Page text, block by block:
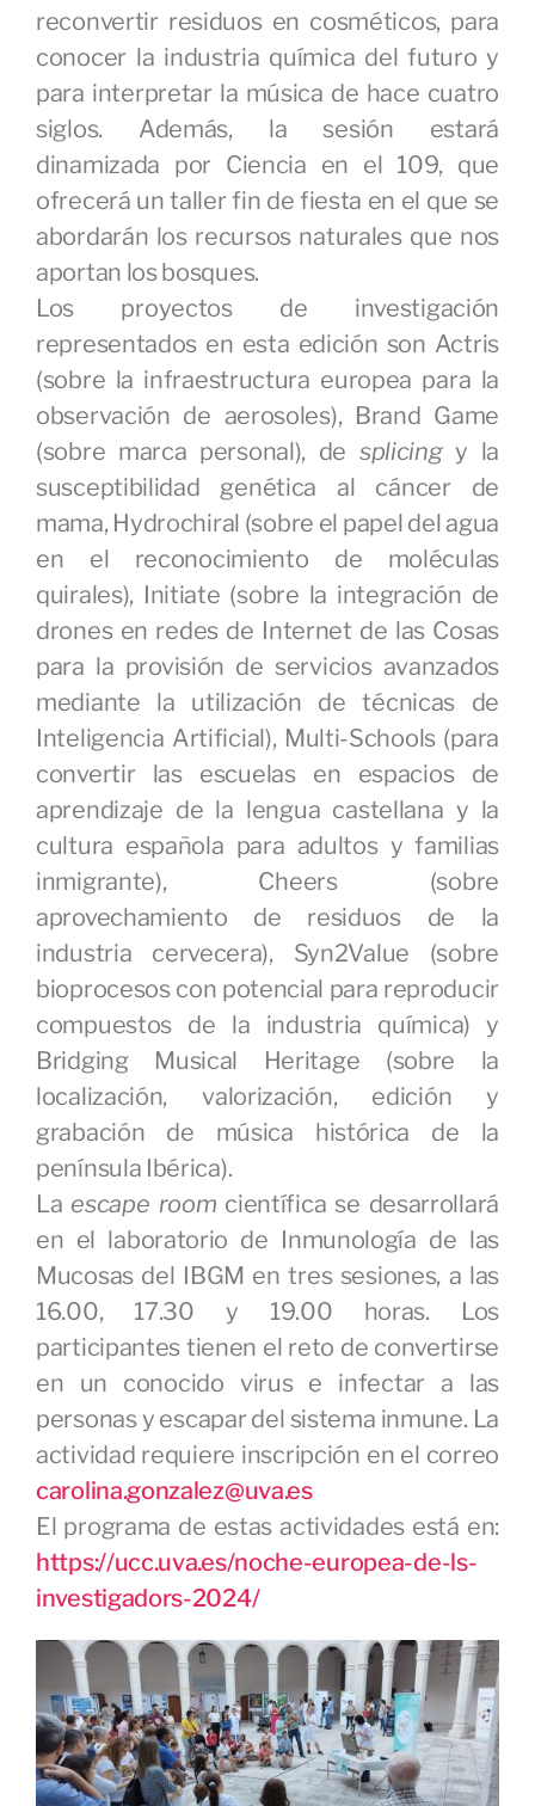
reconvertir residuos en cosméticos, para
conocer la industria química del futuro y
para interpretar la música de hace cuatro
siglos. Además, la sesión estará
dinamizada por Ciencia en el 109, que
ofrecerá un taller fin de fiesta en el que se
abordarán los recursos naturales que nos
aportan los bosques.
Los proyectos de investigación
representados en esta edición son Actris
(sobre la infraestructura europea para la
observación de aerosoles), Brand Game
(sobre marca personal), de splicingy la
susceptibilidad genética al cáncer de
mama, Hydrochiral (sobre el papel del agua
en el reconocimiento de moléculas
quirales), Initiate (sobre la integración de
drones en redes de Internet de las Cosas
para la provisión de servicios avanzados
mediante la utilización de técnicas de
Inteligencia Artificial), Multi-Schools (para
convertir las escuelas en espacios de
aprendizaje de la lengua castellana y la
cultura española para adultos y familias
inmigrante), Cheers (sobre
aprovechamiento de residuos de la
industria cervecera), Syn2Value (sobre
bioprocesos con potencial para reproducir
compuestos de la industria química) y
Bridging Musical Heritage (sobre la
localización, valorización, edición y
grabación de música histórica de la
península Ibérica).
La escape room científica se desarrollará
en el laboratorio de Inmunología de las
Mucosas del IBGM en tres sesiones, a las
16.00, 17.30 y 19.00 horas. Los
participantes tienen el reto de convertirse
en un conocido virus e infectar a las
personas y escapar del sistema inmune. La
actividad requiere inscripción en el correo
carolina.gonzalez@uva.es
El programa de estas actividades está en:
https://ucc.uva.es/noche-europea-de-ls-
investigadors-2024/